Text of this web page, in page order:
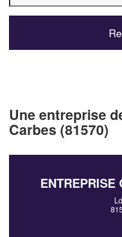
Une entreprise
Carbes (81570)
ENTREPRISE
✕
vos